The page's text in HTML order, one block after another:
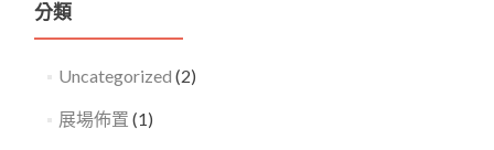
分類
Uncategorized (2)
展場佈置 (1)